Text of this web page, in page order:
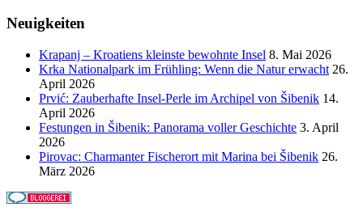
Neuigkeiten
Krapanj – Kroatiens kleinste bewohnte Insel 8. Mai 2026
Krka Nationalpark im Frühling: Wenn die Natur erwacht 26.
April 2026
Prvić: Zauberhafte Insel-Perle im Archipel von Šibenik 14.
April 2026
Festungen in Šibenik: Panorama voller Geschichte 3. April
2026
Pirovac: Charmanter Fischerort mit Marina bei Šibenik 26.
März 2026